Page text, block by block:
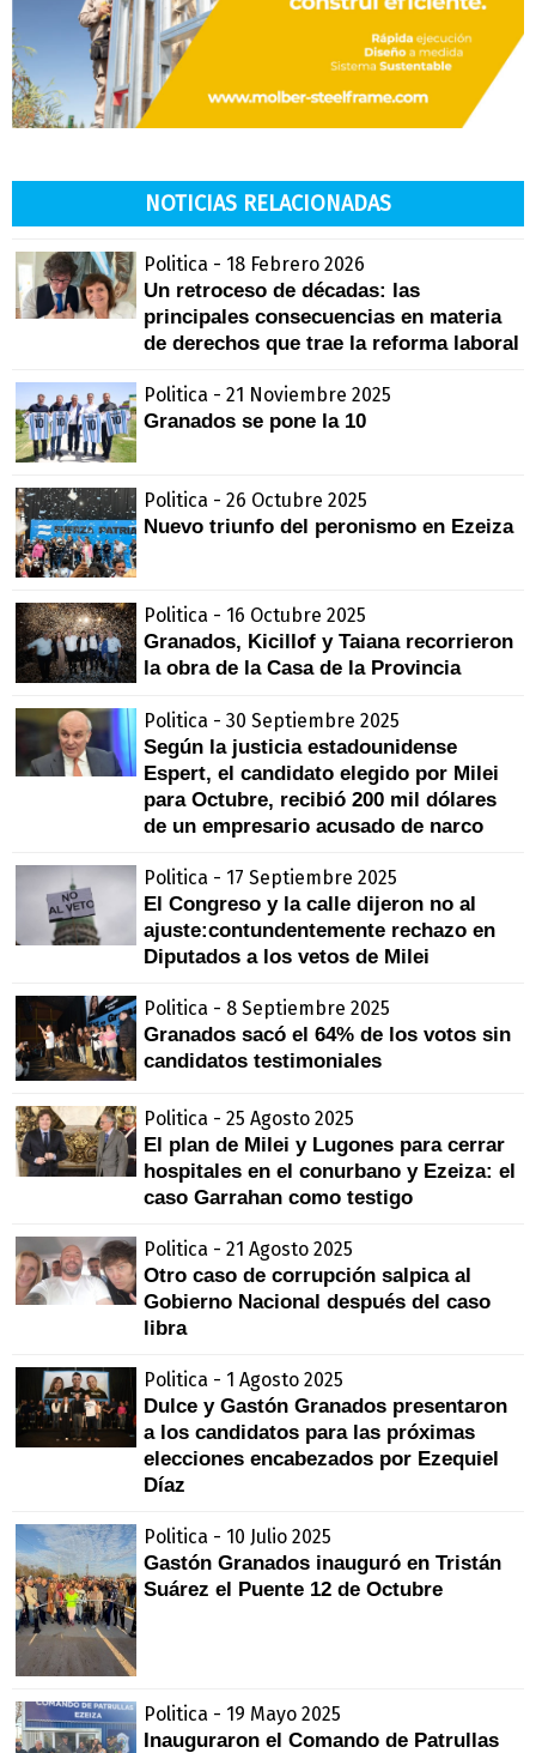
NOTICIAS RELACIONADAS
Politica - 18 Febrero 2026
Un retroceso de décadas: las
principales consecuencias en materia
de derechos que trae la reforma laboral
Politica - 21 Noviembre 2025
Granados se pone la 10
Politica - 26 Octubre 2025
Nuevo triunfo del peronismo en Ezeiza
Politica - 16 Octubre 2025
Granados, Kicillof y Taiana recorrieron
la obra de la Casa de la Provincia
Politica - 30 Septiembre 2025
Según la justicia estadounidense
Espert, el candidato elegido por Milei
para Octubre, recibió 200 mil dólares
de un empresario acusado de narco
Politica - 17 Septiembre 2025
El Congreso y la calle dijeron no al
ajuste:contundentemente rechazo en
Diputados a los vetos de Milei
Politica - 8 Septiembre 2025
Granados sacó el 64% de los votos sin
candidatos testimoniales
Politica - 25 Agosto 2025
El plan de Milei y Lugones para cerrar
hospitales en el conurbano y Ezeiza: el
caso Garrahan como testigo
Politica - 21 Agosto 2025
Otro caso de corrupción salpica al
Gobierno Nacional después del caso
libra
Politica - 1 Agosto 2025
Dulce y Gastón Granados presentaron
a los candidatos para las próximas
elecciones encabezados por Ezequiel
Díaz
Politica - 10 Julio 2025
Gastón Granados inauguró en Tristán
Suárez el Puente 12 de Octubre
Politica - 19 Mayo 2025
Inauguraron el Comando de Patrullas